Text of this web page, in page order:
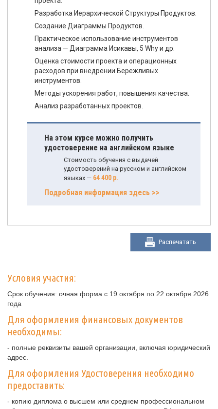
Разработка Иерархической Структуры Продуктов.
Создание Диаграммы Продуктов.
Практическое использование инструментов
анализа — Диаграмма Исикавы, 5 Why и др.
Оценка стоимости проекта и операционных
расходов при внедрении Бережливых
инструментов.
Методы ускорения работ, повышения качества.
Анализ разработанных проектов.
На этом курсе можно получить
удостоверение на английском языке
Стоимость обучения с выдачей
удостоверений на русском и английском
языках — 64 400 р.
Подробная информация здесь >>
Распечатать
Условия участия:
Срок обучения: очная форма с 19 октября по 22 октября 2026
года
Для оформления финансовых документов
необходимы:
- полные реквизиты вашей организации, включая юридический
адрес.
Для оформления Удостоверения необходимо
предоставить:
- копию диплома о высшем или среднем профессиональном